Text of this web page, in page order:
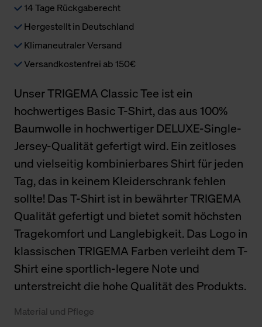
14 Tage Rückgaberecht
Hergestellt in Deutschland
Klimaneutraler Versand
Versandkostenfrei ab 150€
Unser TRIGEMA Classic Tee ist ein
hochwertiges Basic T-Shirt, das aus 100%
Baumwolle in hochwertiger DELUXE-Single-
Jersey-Qualität gefertigt wird. Ein zeitloses
und vielseitig kombinierbares Shirt für jeden
Tag, das in keinem Kleiderschrank fehlen
sollte! Das T-Shirt ist in bewährter TRIGEMA
Qualität gefertigt und bietet somit höchsten
Tragekomfort und Langlebigkeit. Das Logo in
klassischen TRIGEMA Farben verleiht dem T-
Shirt eine sportlich-legere Note und
unterstreicht die hohe Qualität des Produkts.
Material und Pflege